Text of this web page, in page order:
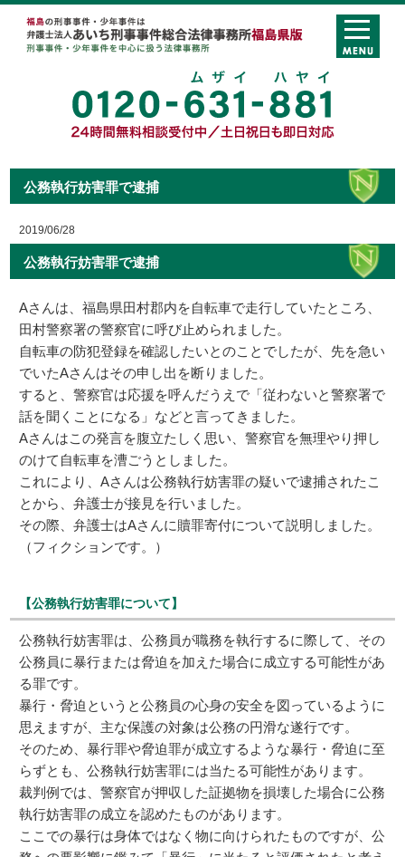
公務執行妨害罪で逮捕
2019/06/28
公務執行妨害罪で逮捕
Aさんは、福島県田村郡内を自転車で走行していたところ、
田村警察署の警察官に呼び止められました。
自転車の防犯登録を確認したいとのことでしたが、先を急い
でいたAさんはその申し出を断りました。
すると、警察官は応援を呼んだうえで「従わないと警察署で
話を聞くことになる」などと言ってきました。
Aさんはこの発言を腹立たしく思い、警察官を無理やり押し
のけて自転車を漕ごうとしました。
これにより、Aさんは公務執行妨害罪の疑いで逮捕されたこ
とから、弁護士が接見を行いました。
その際、弁護士はAさんに贖罪寄付について説明しました。
（フィクションです。）
【公務執行妨害罪について】
公務執行妨害罪は、公務員が職務を執行するに際して、その
公務員に暴行または脅迫を加えた場合に成立する可能性があ
る罪です。
暴行・脅迫というと公務員の心身の安全を図っているように
思えますが、主な保護の対象は公務の円滑な遂行です。
そのため、暴行罪や脅迫罪が成立するような暴行・脅迫に至
らずとも、公務執行妨害罪には当たる可能性があります。
裁判例では、警察官が押収した証拠物を損壊した場合に公務
執行妨害罪の成立を認めたものがあります。
ここでの暴行は身体ではなく物に向けられたものですが、公